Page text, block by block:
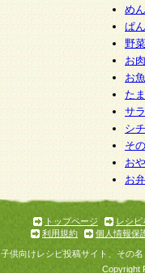
めん
ぱん
野
お
お
た
サ
シ
そ
お
お
トップページ
レシピ
利用規約
個人情報保
子供向けレシピ投稿サイト、その
Copyright